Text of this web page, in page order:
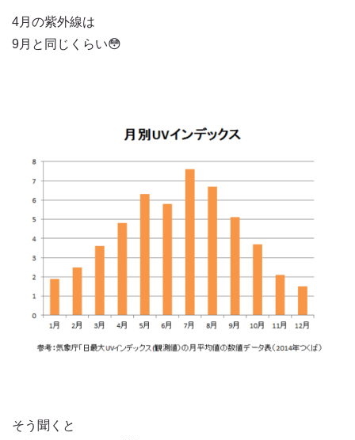
4月の紫外線は
9月と同じくらい😳
そう聞くと